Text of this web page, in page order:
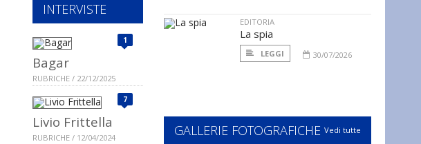
INTERVISTE
1
Bagar
RUBRICHE / 22/12/2025
7
Livio Frittella
RUBRICHE / 12/04/2024
EDITORIA
La spia
LEGGI 30/07/2026
GALLERIE FOTOGRAFICHE Vedi tutte